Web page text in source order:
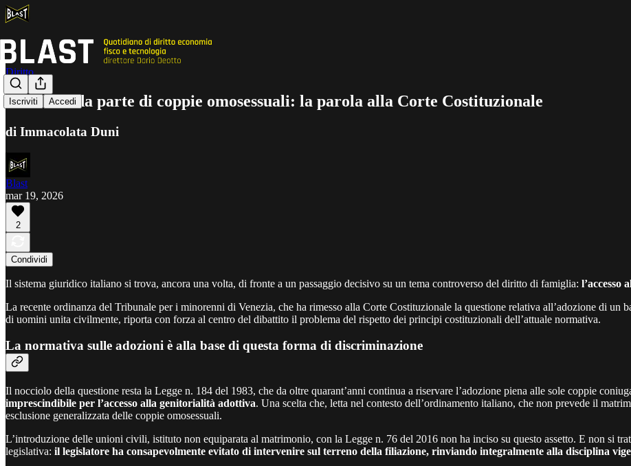
Iscriviti Accedi
Diritto
Adozione da parte di coppie omosessuali: la parola alla Corte Costituzionale
di Immacolata Duni
Blast
mar 19, 2026
2
Condividi
Il sistema giuridico italiano si trova, ancora una volta, di fronte a un passaggio decisivo su un tema controverso del diritto di famiglia: l’accesso
La recente ordinanza del Tribunale per i minorenni di Venezia, che ha rimesso alla Corte Costituzionale la questione relativa all’adozione di un
di uomini unita civilmente, riporta con forza al centro del dibattito il problema del rispetto dei principi costituzionali dell’attuale normativa.
La normativa sulle adozioni è alla base di questa forma di discriminazione
Il nocciolo della questione resta la Legge n. 184 del 1983, che da oltre quarant’anni continua a riservare l’adozione piena alle sole coppie
imprescindibile per l’accesso alla genitorialità adottiva. Una scelta che, letta nel contesto dell’ordinamento italiano, che non prevede il
esclusione generalizzata delle coppie omosessuali.
L’introduzione delle unioni civili, istituto non equiparata al matrimonio, con la Legge n. 76 del 2016 non ha inciso su questo assetto. E non si
legislativa: il legislatore ha consapevolmente evitato di intervenire sul terreno della filiazione, rinviando integralmente alla disciplina